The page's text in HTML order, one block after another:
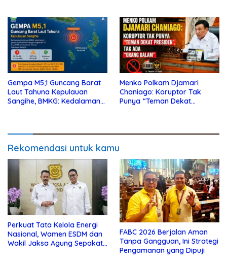
Gempa M5,1 Guncang Barat
Laut Tahuna Kepulauan
Sangihe, BMKG: Kedalaman
Menko Polkam Djamari
Chaniago: Koruptor Tak
Punya “Teman Dekat
Rekomendasi untuk kamu
Perkuat Tata Kelola Energi
Nasional, Wamen ESDM dan
Wakil Jaksa Agung Sepakat
FABC 2026 Berjalan Aman
Tanpa Gangguan, Ini Strategi
Pengamanan yang Dipuji